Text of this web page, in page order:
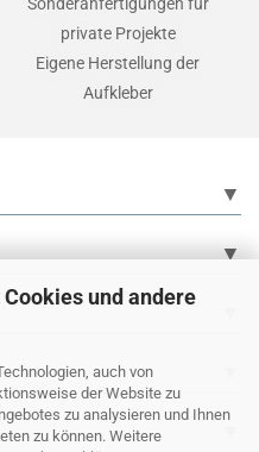
und andere
auch von
der Website zu
zu analysieren und Ihnen
zu können. Weitere
private Projekte
Eigene Herstellung der
Aufkleber
▼
▼